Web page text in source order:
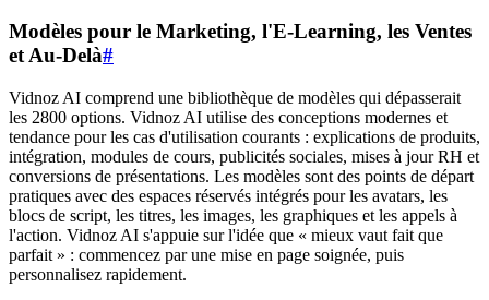
Modèles pour le Marketing, l'E-Learning, les Ventes
et Au-Delà#
Vidnoz AI comprend une bibliothèque de modèles qui dépasserait
les 2800 options. Vidnoz AI utilise des conceptions modernes et
tendance pour les cas d'utilisation courants : explications de produits,
intégration, modules de cours, publicités sociales, mises à jour RH et
conversions de présentations. Les modèles sont des points de départ
pratiques avec des espaces réservés intégrés pour les avatars, les
blocs de script, les titres, les images, les graphiques et les appels à
l'action. Vidnoz AI s'appuie sur l'idée que « mieux vaut fait que
parfait » : commencez par une mise en page soignée, puis
personnalisez rapidement.